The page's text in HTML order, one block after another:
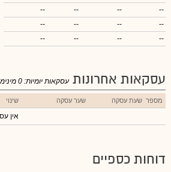
--
--
--
--
--
--
--
--
--
--
--
--
עסקאות אחרונות עסקאות יומיות: 0
מספר שעת עסקה שער עסקה שינוי
אין
דוחות כספיים